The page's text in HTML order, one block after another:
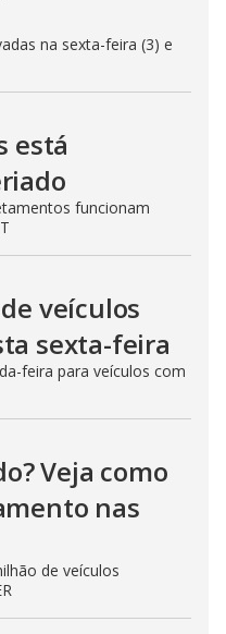
na sexta-feira (3) e
está
funcionam
veículos
sexta-feira
feira para veículos com
Veja como
nas
de veículos